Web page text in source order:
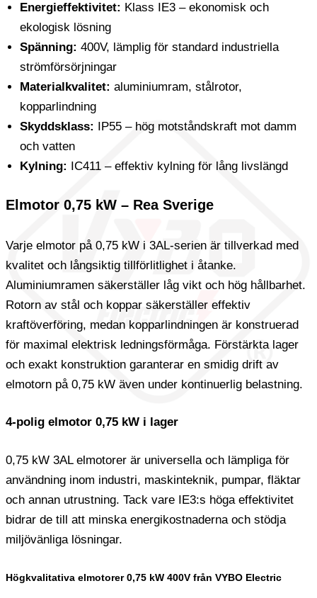
Energieffektivitet: Klass IE3 – ekonomisk och
ekologisk lösning
Spänning: 400V, lämplig för standard industriella
strömförsörjningar
Materialkvalitet: aluminiumram, stålrotor,
kopparlindning
Skyddsklass:
IP55 – hög motståndskraft mot damm
och vatten
Kylning:
IC411 – effektiv kylning för lång livslängd
Elmotor 0,75 kW – Rea Sverige
Varje elmotor på 0,75 kW i 3AL-serien är tillverkad med
kvalitet och långsiktig tillförlitlighet i åtanke.
Aluminiumramen säkerställer låg vikt och hög hållbarhet.
Rotorn av stål och koppar säkerställer effektiv
kraftöverföring, medan kopparlindningen är konstruerad
för maximal elektrisk ledningsförmåga. Förstärkta lager
och exakt konstruktion garanterar en smidig drift av
elmotorn på 0,75 kW även under kontinuerlig belastning.
4-polig elmotor 0,75 kW i lager
0,75 kW 3AL elmotorer är universella och lämpliga för
användning inom industri, maskinteknik, pumpar, fläktar
och annan utrustning. Tack vare IE3:s höga effektivitet
bidrar de till att minska energikostnaderna och stödja
miljövänliga lösningar.
Högkvalitativa elmotorer 0,75 kW 400V från VYBO Electric